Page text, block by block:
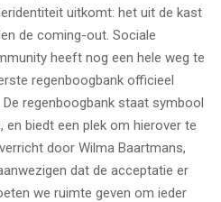
uitkomt: het uit de kast
de coming-out. Sociale
heeft nog een hele weg te
regenboogbank officieel
regenboogbank staat symbool
biedt een plek om hierover te
door Wilma Baartmans,
dat de acceptatie er
we ruimte geven om ieder